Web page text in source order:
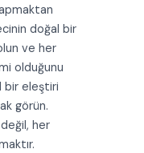
doğal bir
ve her
olduğunu
bir eleştiri
görün.
her